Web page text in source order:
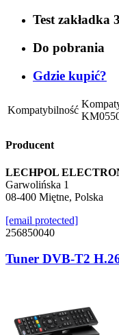
Test zakładka 3
Do pobrania
Gdzie kupić?
Kompatybilność
Producent
LECHPOL
Garwolińska 1
08-400 Miętne, Polska
[email protected]
256850040
Tuner DVB-T2